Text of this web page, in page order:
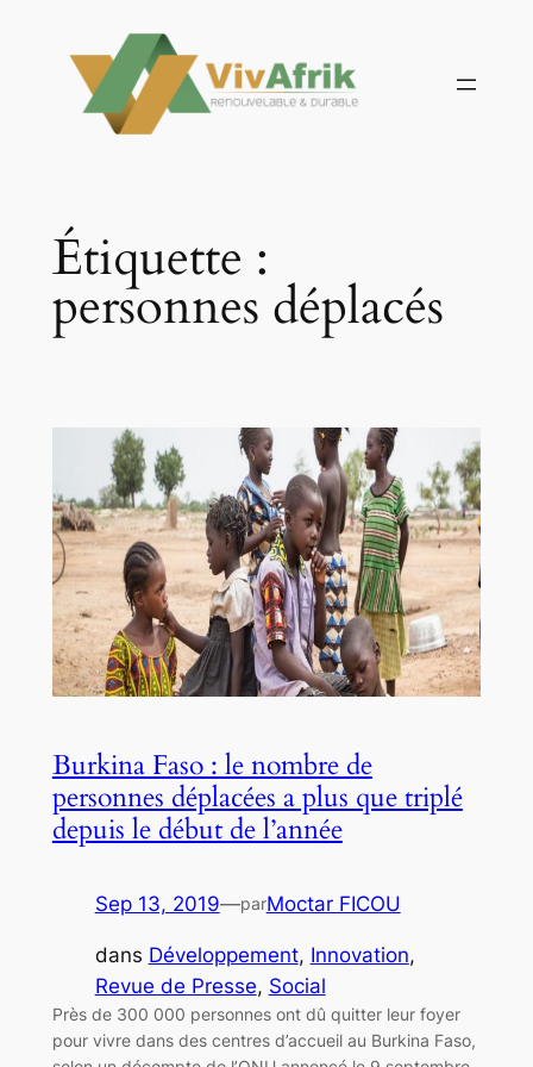
contenu
Étiquette :
personnes déplacés
Burkina Faso : le nombre de
personnes déplacées a plus que triplé
depuis le début de l’année
Sep 13, 2019—parMoctar FICOU
dans Développement, Innovation
Revue de Presse, Social
Près de 300 000 personnes ont dû quitter leur foyer
pour vivre dans des centres d’accueil au Burkina Faso,